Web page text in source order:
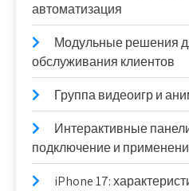
автоматизация
Модульные решения
обслуживания клиентов
Группа видеоигр и
Интерактивные
подключение и
iPhone 17: